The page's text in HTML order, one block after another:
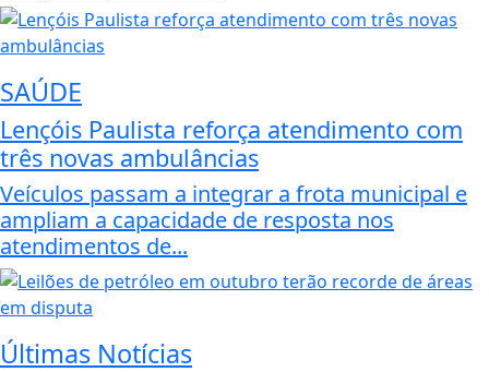
SAÚDE
Lençóis Paulista reforça atendimento com
três novas ambulâncias
Veículos passam a integrar a frota municipal e
ampliam a capacidade de resposta nos
atendimentos de...
Últimas Notícias